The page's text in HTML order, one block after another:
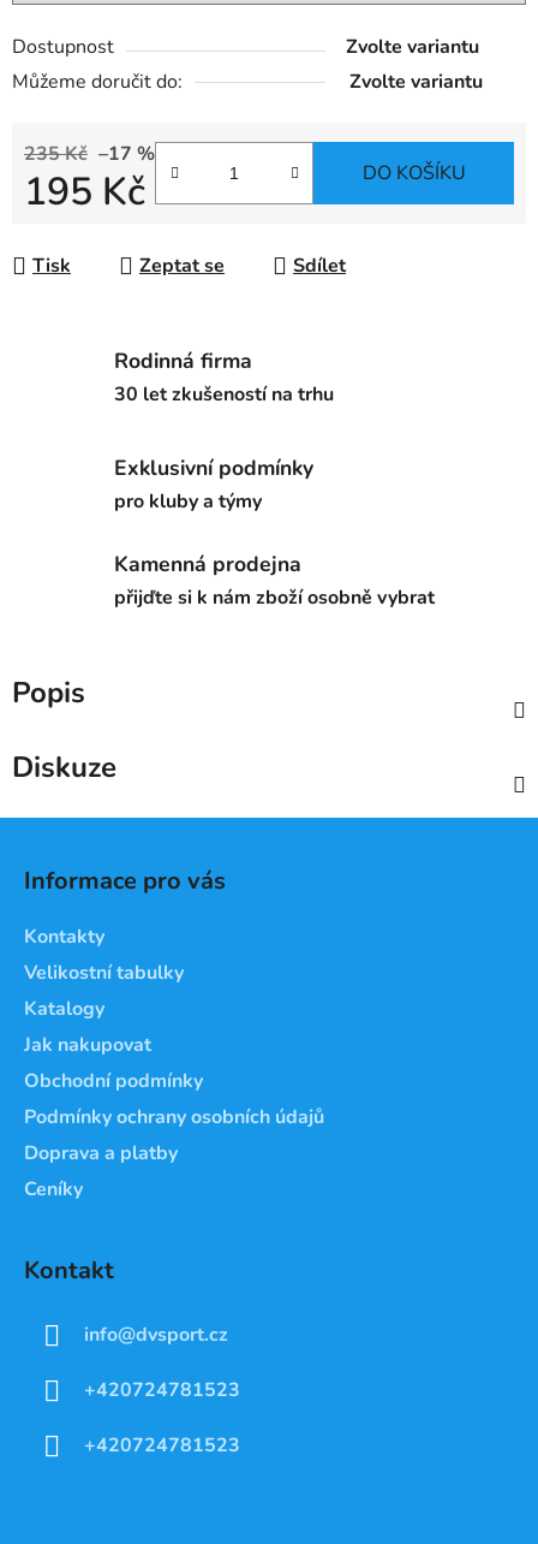
Dostupnost
Zvolte variantu
Můžeme doručit do:
Zvolte variantu
235 Kč –17 %
195 Kč DO KOŠÍKU
Tisk Zeptat se Sdílet
Rodinná firma
30 let zkušeností na trhu
Exklusivní podmínky
pro kluby a týmy
Kamenná prodejna
přijďte si k nám zboží osobně vybrat
Popis
Diskuze
Informace pro vás
Kontakty
Velikostní tabulky
Katalogy
Jak nakupovat
Obchodní podmínky
Podmínky ochrany osobních údajů
Doprava a platby
Ceníky
Kontakt
info@dvsport.cz
+420724781523
+420724781523